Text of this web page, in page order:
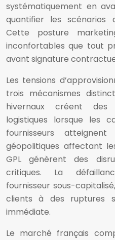
systématiquement en
quantifier les scénarios
Cette posture
inconfortables que tout
avant signature
Les tensions
trois mécanismes
hivernaux créent des
logistiques lorsque les
fournisseurs
géopolitiques affectant
GPL génèrent des
critiques. La
fournisseur sous-
clients à des ruptures
immédiate.
Le marché français